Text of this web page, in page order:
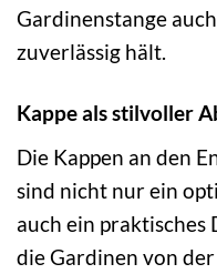
Gardinenstange
zuverlässig hält.
Kappe als stilvoller
Die Kappen an den
sind nicht nur ein
auch ein praktisches
die Gardinen von